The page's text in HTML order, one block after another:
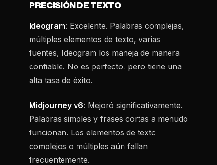
PRECISIÓN DE TEXTO
Ideogram: Excelente. Palabras complejas,
múltiples elementos de texto, varias
fuentes, Ideogram los maneja de manera
confiable. No es perfecto, pero tiene una
alta tasa de éxito.
Midjourney v6: Mejoró significativamente.
Palabras simples y frases cortas a menudo
funcionan. Los elementos de texto
complejos o múltiples aún fallan
frecuentemente.